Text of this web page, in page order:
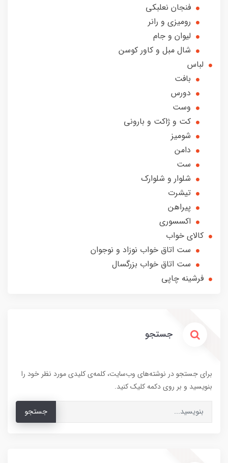
فنجان نعلبکی
رومیزی و رانر
لیوان و جام
شال مبل و کاور کوسن
لباس
بافت
دورس
وست
کت و ژاکت و بارونی
شومیز
دامن
ست
شلوار و شلوارک
تیشرت
پیراهن
اکسسوری
کالای خواب
ست اتاق خواب نوزاد و نوجوان
ست اتاق خواب بزرگسال
فرشینه چاپی
جستجو
برای جستجو در نوشته‌های وب‌سایت، کلمه‌ی کلیدی مورد نظر خود را
بنویسید و بر روی دکمه کلیک کنید.
جستجو